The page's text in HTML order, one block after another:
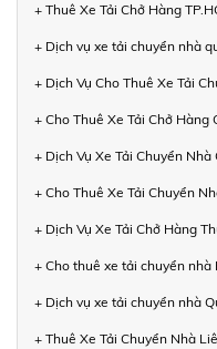
+ Thuê Xe Tải Chở Hàng
+ Dịch vụ xe tải chuyển nhà
+ Dịch Vụ Cho Thuê Xe Tải
+ Cho Thuê Xe Tải Chở Hàng
+ Dịch Vụ Xe Tải Chuyển
+ Cho Thuê Xe Tải Chuyển
+ Dịch Vụ Xe Tải Chở Hàng
+ Cho thuê xe tải chuyển
+ Dịch vụ xe tải chuyển nhà
+ Thuê Xe Tải Chuyển Nhà